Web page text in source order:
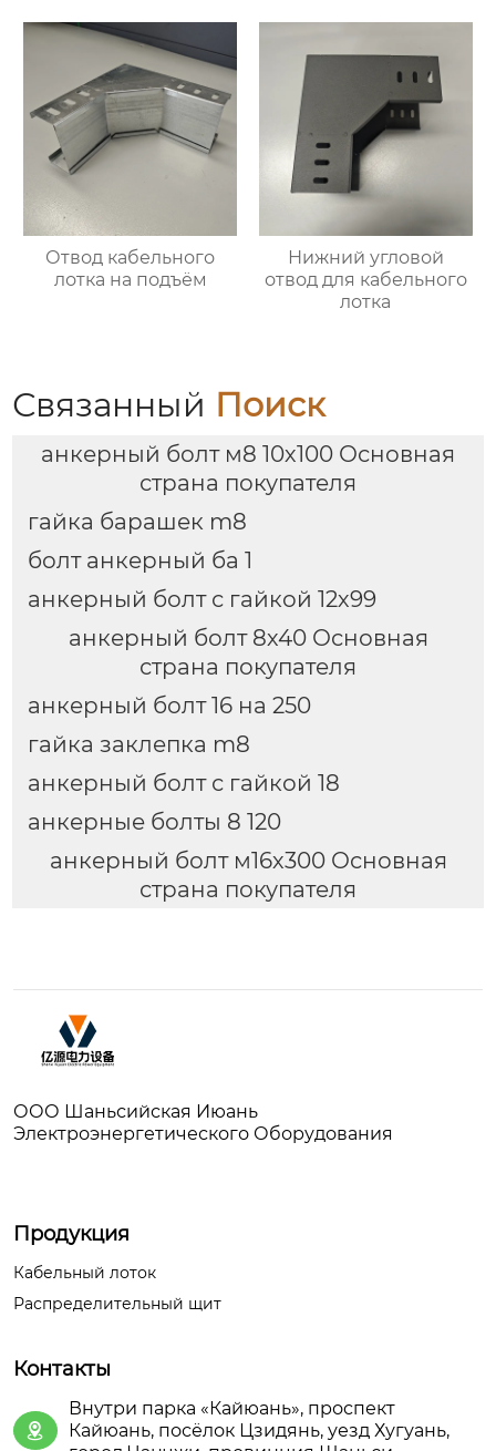
Отвод кабельного
лотка на подъём
Нижний угловой
отвод для кабельного
лотка
Связанный Поиск
анкерный болт м8 10х100 Основная
страна покупателя
гайка барашек m8
болт анкерный ба 1
анкерный болт с гайкой 12х99
анкерный болт 8х40 Основная
страна покупателя
анкерный болт 16 на 250
гайка заклепка m8
анкерный болт с гайкой 18
анкерные болты 8 120
анкерный болт м16х300 Основная
страна покупателя
ООО Шаньсийская Июань
Электроэнергетического Оборудования
Продукция
Кабельный лоток
Распределительный щит
Контакты

Внутри парка «Кайюань», проспект
Кайюань, посёлок Цзидянь, уезд Хугуань,